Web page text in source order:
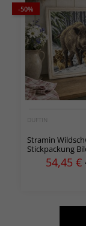
-50%
DUFTIN
Stramin
Stickpackung
Tiermotiv in
Kreuzstichen
54,45 €